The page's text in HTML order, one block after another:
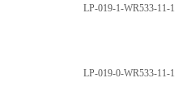
LP-019-1-WR533-11-1
LP-019-0-WR533-11-1